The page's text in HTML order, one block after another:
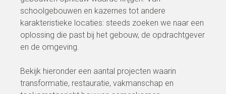
schoolgebouwen en kazernes tot andere
karakteristieke locaties: steeds zoeken we naar een
oplossing die past bij het gebouw, de opdrachtgever
en de omgeving.
Bekijk hieronder een aantal projecten waarin
transformatie, restauratie, vakmanschap en